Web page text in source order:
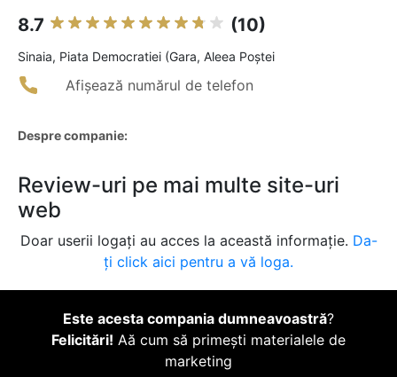
8.7 (10)
Sinaia, Piata Democratiei (Gara, Aleea Poștei
Afișează numărul de telefon
Despre companie:
Review-uri pe mai multe site-uri
web
Doar userii logați au acces la această informație. Da-
ți click aici pentru a vă loga.
Este acesta compania dumneavoastră?
Felicitări! Aă cum să primești materialele de
marketing